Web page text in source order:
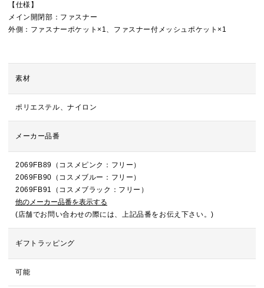
【仕様】
メイン開閉部：ファスナー
外側：ファスナーポケット×1、ファスナー付メッシュポケット×1
素材
ポリエステル、ナイロン
メーカー品番
2069FB89（コスメピンク：フリー）
2069FB90（コスメブルー：フリー）
2069FB91（コスメブラック：フリー）
他のメーカー品番を表示する
(店舗でお問い合わせの際には、上記品番をお伝え下さい。)
ギフトラッピング
可能